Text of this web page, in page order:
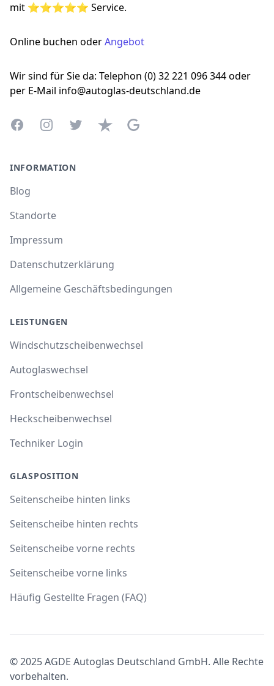
mit ⭐⭐⭐⭐⭐ Service.
Online buchen oderAngebot
Wir sind für Sie da: Telephon (0) 32 221 096 344 oder
per E-Mail info@autoglas-deutschland.de
FacebookInstagramTwitterTrustpilotGoogle Business Profile
INFORMATION
Blog
Standorte
Impressum
Datenschutzerklärung
Allgemeine Geschäftsbedingungen
LEISTUNGEN
Windschutzscheibenwechsel
Autoglaswechsel
Frontscheibenwechsel
Heckscheibenwechsel
Techniker Login
GLASPOSITION
Seitenscheibe hinten links
Seitenscheibe hinten rechts
Seitenscheibe vorne rechts
Seitenscheibe vorne links
Häufig Gestellte Fragen (FAQ)
© 2025 AGDE Autoglas Deutschland GmbH. Alle Rechte
vorbehalten.